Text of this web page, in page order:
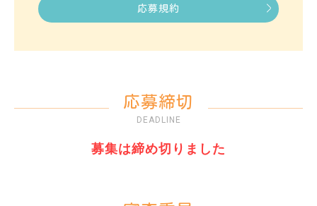
応募規約
応募締切
DEADLINE
募集は締め切りました